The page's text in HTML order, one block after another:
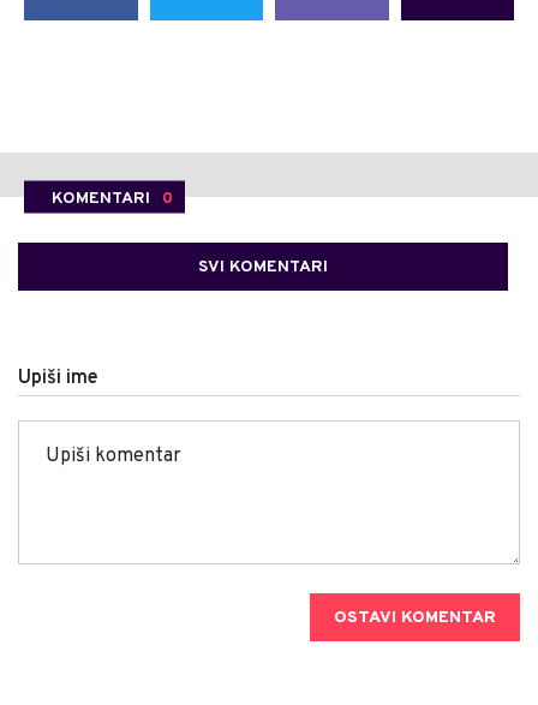
KOMENTARI 0
SVI KOMENTARI
Upiši ime
OSTAVI KOMENTAR